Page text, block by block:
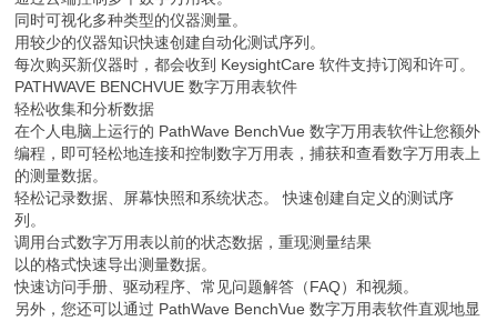
同时可视化多种类型的仪器测量。
用较少的仪器知识快速创建自动化测试序列。
每次购买新仪器时，都会收到 KeysightCare 软件支持订阅和许可。
PATHWAVE BENCHVUE 数字万用表软件
轻松收集和分析数据
在个人电脑上运行的 PathWave BenchVue 数字万用表软件让您额外
编程，即可轻松地连接和控制数字万用表，捕获和查看数字万用表上
的测量数据。
轻松记录数据、屏幕快照和系统状态。 快速创建自定义的测试序
列。
调用台式数字万用表以前的状态数据，重现测量结果
以的格式快速导出测量数据。
快速访问手册、驱动程序、常见问题解答（FAQ）和视频。
另外，您还可以通过 PathWave BenchVue 数字万用表软件直观地显